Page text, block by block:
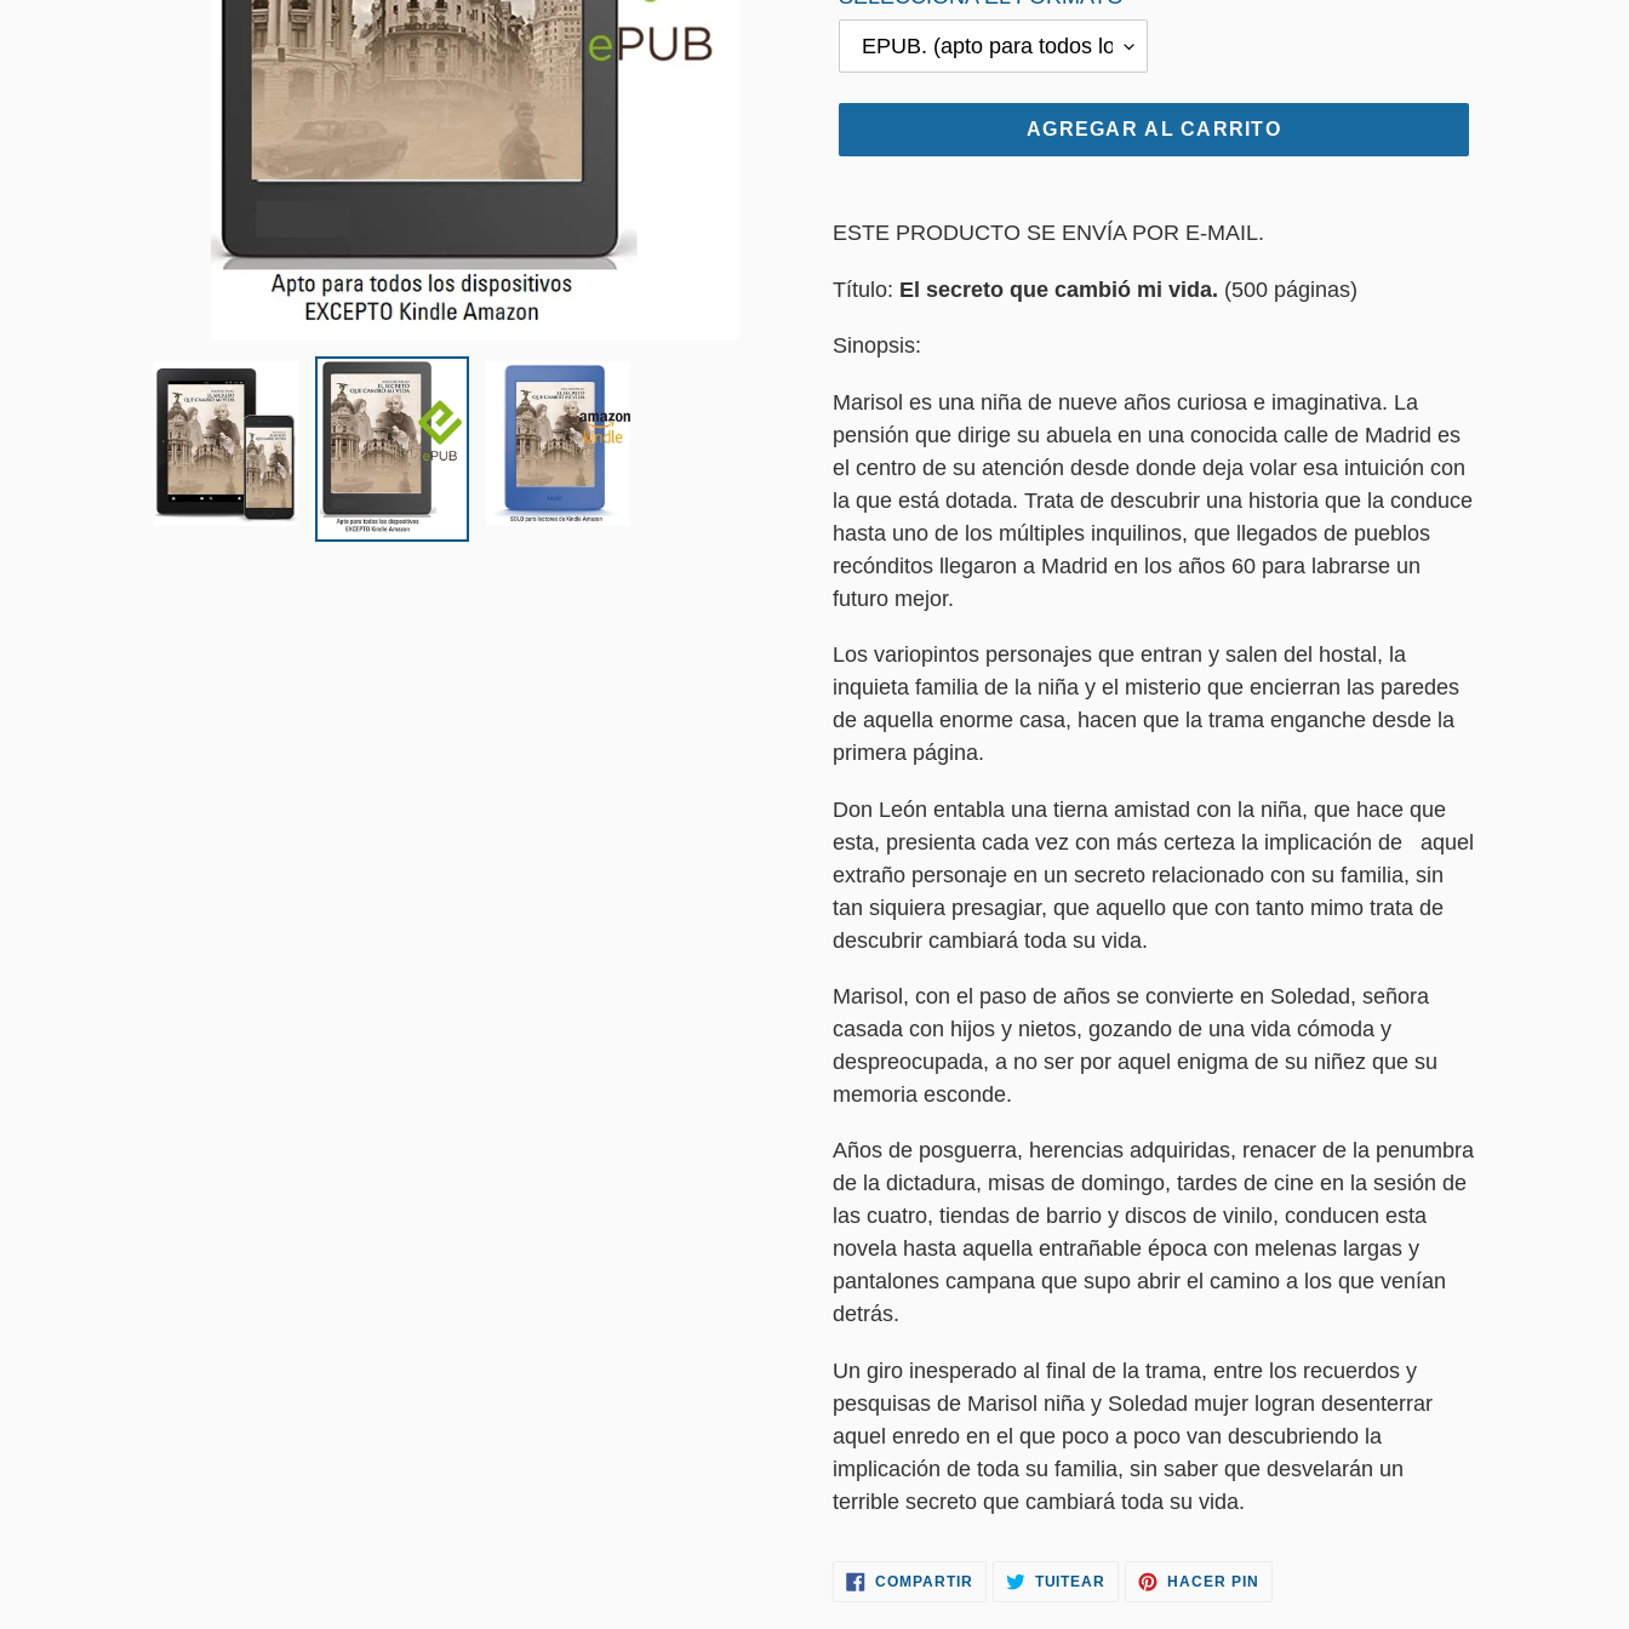
AGREGAR AL CARRITO
el
a
carrito
de
compra
ESTE PRODUCTO SE ENVÍA POR E-MAIL.
Título: El secreto que cambió mi vida. (500 páginas)
Sinopsis:
Marisol es una niña de nueve años curiosa e imaginativa. La
pensión que dirige su abuela en una conocida calle de Madrid es
el centro de su atención desde donde deja volar esa intuición con
la que está dotada. Trata de descubrir una historia que la conduce
hasta uno de los múltiples inquilinos, que llegados de pueblos
recónditos llegaron a Madrid en los años 60 para labrarse un
futuro mejor.
Los variopintos personajes que entran y salen del hostal, la
inquieta familia de la niña y el misterio que encierran las paredes
de aquella enorme casa, hacen que la trama enganche desde la
primera página.
Don León entabla una tierna amistad con la niña, que hace que
esta, presienta cada vez con más certeza la implicación de aquel
extraño personaje en un secreto relacionado con su familia, sin
tan siquiera presagiar, que aquello que con tanto mimo trata de
descubrir cambiará toda su vida.
Marisol, con el paso de años se convierte en Soledad, señora
casada con hijos y nietos, gozando de una vida cómoda y
despreocupada, a no ser por aquel enigma de su niñez que su
memoria esconde.
Años de posguerra, herencias adquiridas, renacer de la penumbra
de la dictadura, misas de domingo, tardes de cine en la sesión de
las cuatro, tiendas de barrio y discos de vinilo, conducen esta
novela hasta aquella entrañable época con melenas largas y
pantalones campana que supo abrir el camino a los que venían
detrás.
Un giro inesperado al final de la trama, entre los recuerdos y
pesquisas de Marisol niña y Soledad mujer logran desenterrar
aquel enredo en el que poco a poco van descubriendo la
implicación de toda su familia, sin saber que desvelarán un
terrible secreto que cambiará toda su vida.
COMPARTIR COMPARTIR
EN
TUITEAR TUITEARHACER PIN